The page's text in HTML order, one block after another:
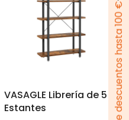
VASAGLE Librería de 5
Estantes
Pack de descuentos hasta 100 €